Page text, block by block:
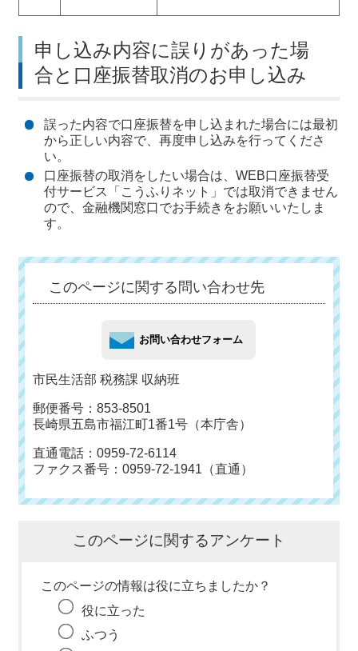
申し込み内容に誤りがあった場
合と口座振替取消のお申し込み
誤った内容で口座振替を申し込まれた場合には最初
から正しい内容で、再度申し込みを行ってくださ
い。
口座振替の取消をしたい場合は、WEB口座振替受
付サービス「こうふりネット」では取消できません
ので、金融機関窓口でお手続きをお願いいたしま
す。
このページに関する問い合わせ先
市民生活部 税務課 収納班
郵便番号：853-8501
長崎県五島市福江町1番1号（本庁舎）
直通電話：0959-72-6114
ファクス番号：0959-72-1941（直通）
このページに関するアンケート
このページの情報は役に立ちましたか？
役に立った
ふつう